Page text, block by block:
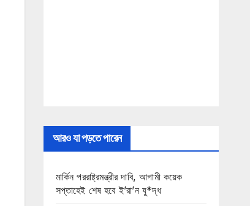
আরও যা পড়তে পারেন
মার্কিন পররাষ্ট্রমন্ত্রীর দাবি, আগামী কয়েক
সপ্তাহেই শেষ হবে ই’রা’ন যু*দ্ধ